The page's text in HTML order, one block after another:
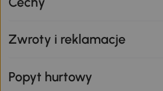
Waga i rozmiary
Cechy
Zwroty i reklamacje